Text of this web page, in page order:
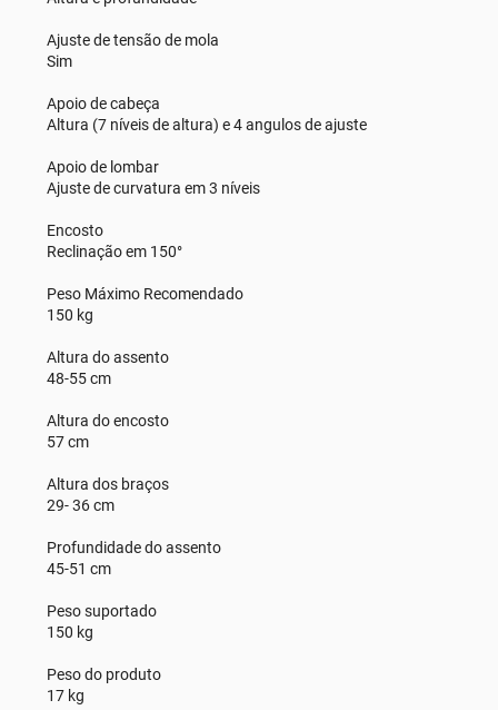
Ajuste de tensão de mola
Sim
Apoio de cabeça
Altura (7 níveis de altura) e 4 angulos de ajuste
Apoio de lombar
Ajuste de curvatura em 3 níveis
Encosto
Reclinação em 150°
Peso Máximo Recomendado
150 kg
Altura do assento
48-55 cm
Altura do encosto
57 cm
Altura dos braços
29- 36 cm
Profundidade do assento
45-51 cm
Peso suportado
150 kg
Peso do produto
17 kg